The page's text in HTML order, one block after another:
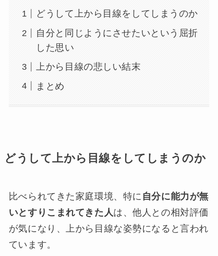
どうして上から目線をしてしまうのか
自分と同じようにさせたいという屈折
した思い
上から目線の悲しい結末
まとめ
どうして上から目線をしてしまうのか
比べられてきた家庭環境、特に 自分に能力が無
いとすりこまれてきた人は、他人との相対評価
が気になり、上から目線な姿勢になると言われ
ています。